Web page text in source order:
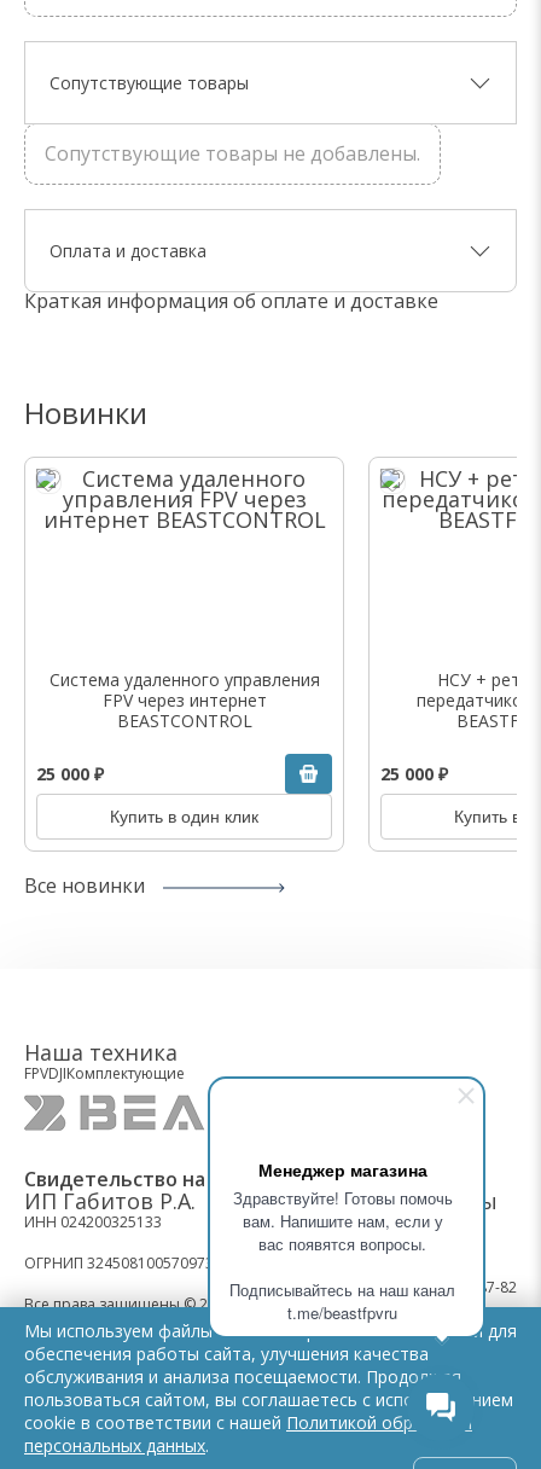
Менеджер магазина
Здравствуйте! Готовы помочь
вам. Напишите нам, если у
вас появятся вопросы.
Подписывайтесь на наш канал
t.me/beastfpvru
Сопутствующие товары
Сопутствующие товары не добавлены.
Оплата и доставка
Краткая информация об оплате и доставке
Новинки
Система удаленного управления
FPV через интернет
BEASTCONTROL
25 000 ₽
Купить в один клик
НСУ +
передатчиком
25 000 ₽
Купить в
Все новинки
Наша техника
FPVDJIКомплектующие
Свидетельство на товарный знак BEASTFPV
ИП Габитов Р.А.
ИНН 024200325133
ОГРНИП 324508100570973
Все права защищены © 2026
Политика конфиденциальности
Обработка персональных данных
Контакты
+7 (495) 487-87-82
Мы работаем:
Пн-Пт: 9.00 - 21.00
Cб: 11.00 - 16.00
Вс: выходной
Мы используем файлы cookie и сервисы веб-аналитики для
обеспечения работы сайта, улучшения качества
обслуживания и анализа посещаемости. Продолжая
пользоваться сайтом, вы соглашаетесь с использованием
cookie в соответствии с нашей Политикой обработки
персональных данных.